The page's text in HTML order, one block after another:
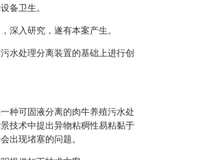
备卫生。
深入研究，遂有本案产生。
水处理分离装置的基础上进行创
种可固液分离的肉牛养殖污水处
技术中提出异物粘稠性易粘黏于
出现堵塞的问题。